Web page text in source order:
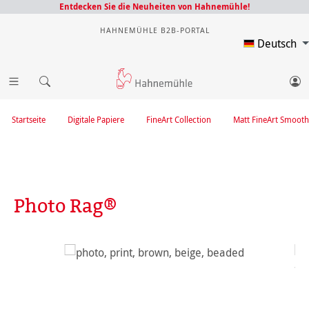
Entdecken Sie die Neuheiten von Hahnemühle!
HAHNEMÜHLE B2B-PORTAL
Deutsch
Matt FineArt Smooth
FineArt Collection
Digitale Papiere
Startseite
Photo Rag®
Bildergalerie überspringen